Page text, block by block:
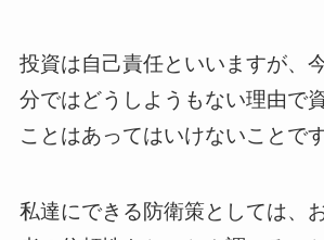
投資は自己責任といいますが、
分ではどうしようもない理由で
ことはあってはいけないことです
私達にできる防衛策としては、